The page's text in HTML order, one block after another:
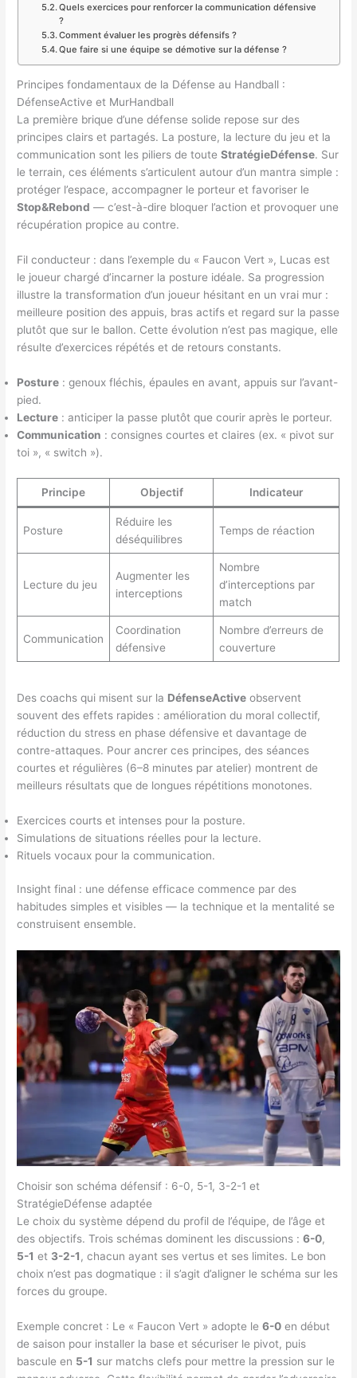
Quels exercices pour renforcer la communication défensive
?
Comment évaluer les progrès défensifs ?
Que faire si une équipe se démotive sur la défense ?
Principes fondamentaux de la Défense au Handball :
DéfenseActive et MurHandball
La première brique d’une défense solide repose sur des
principes clairs et partagés. La posture, la lecture du jeu et la
communication sont les piliers de touteStratégieDéfense. Sur
le terrain, ces éléments s’articulent autour d’un mantra simple :
protéger l’espace, accompagner le porteur et favoriser le
Stop&Rebond — c’est-à-dire bloquer l’action et provoquer une
récupération propice au contre.
Fil conducteur : dans l’exemple du « Faucon Vert », Lucas est
le joueur chargé d’incarner la posture idéale. Sa progression
illustre la transformation d’un joueur hésitant en un vrai mur :
meilleure position des appuis, bras actifs et regard sur la passe
plutôt que sur le ballon. Cette évolution n’est pas magique, elle
résulte d’exercices répétés et de retours constants.
Posture : genoux fléchis, épaules en avant, appuis sur l’avant-
pied.
Lecture : anticiper la passe plutôt que courir après le porteur.
Communication : consignes courtes et claires (ex. « pivot sur
toi », « switch »).
Principe Objectif Indicateur
Posture
Réduire les
déséquilibres
Temps de réaction
Lecture du jeu
Augmenter les
interceptions
Nombre
d’interceptions par
match
Communication
Coordination
défensive
Nombre d’erreurs de
couverture
Des coachs qui misent sur la DéfenseActive observent
souvent des effets rapides : amélioration du moral collectif,
réduction du stress en phase défensive et davantage de
contre-attaques. Pour ancrer ces principes, des séances
courtes et régulières (6–8 minutes par atelier) montrent de
meilleurs résultats que de longues répétitions monotones.
Exercices courts et intenses pour la posture.
Simulations de situations réelles pour la lecture.
Rituels vocaux pour la communication.
Insight final : une défense efficace commence par des
habitudes simples et visibles — la technique et la mentalité se
construisent ensemble.
Choisir son schéma défensif : 6-0, 5-1, 3-2-1 et
StratégieDéfense adaptée
Le choix du système dépend du profil de l’équipe, de l’âge et
des objectifs. Trois schémas dominent les discussions :6-0,
5-1 et 3-2-1 , chacun ayant ses vertus et ses limites. Le bon
choix n’est pas dogmatique : il s’agit d’aligner le schéma sur les
forces du groupe.
Exemple concret : Le « Faucon Vert » adopte le6-0 en début
de saison pour installer la base et sécuriser le pivot, puis
bascule en 5-1 sur matchs clefs pour mettre la pression sur le